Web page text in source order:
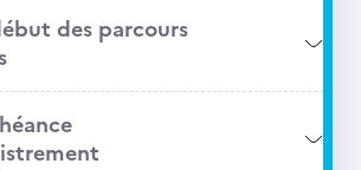
des parcours